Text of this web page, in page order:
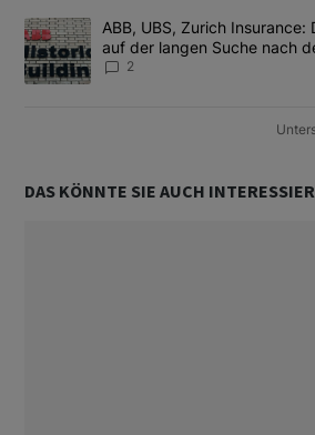
Ein Trendartikel mit dem Titel "ABB,
ABB, UBS, Zurich Insurance:
auf der langen Suche nach
2
DAS KÖNNTE SIE AUCH